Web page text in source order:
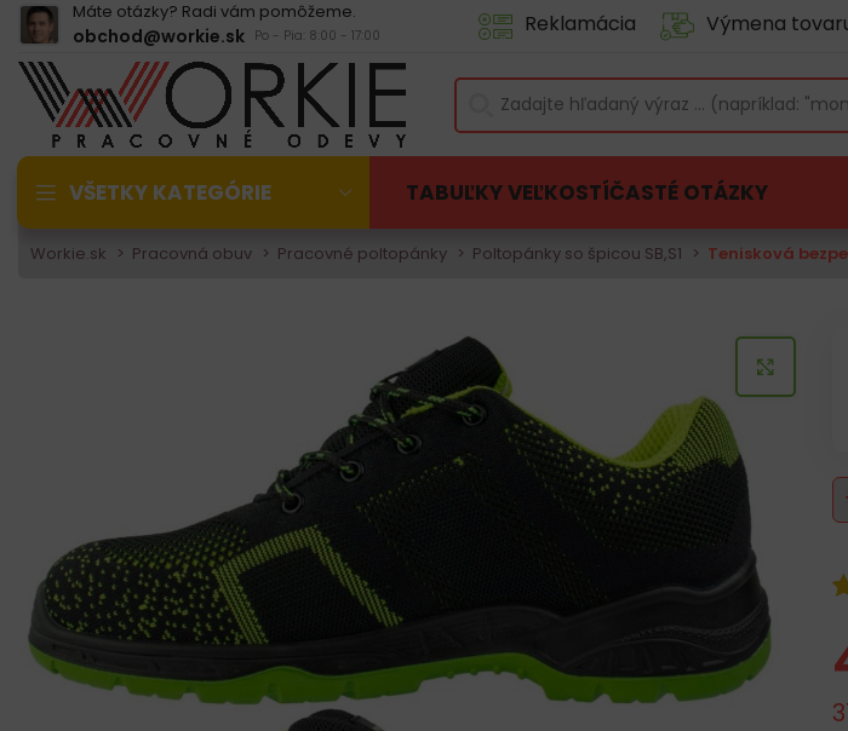
Máte otázky? Radi vám pomôžeme.
obchod@workie.sk Po - Pia: 8:00 - 17:00 Reklamácia Výmena
VŠETKY KATEGÓRIE TABUĽKY VEĽKOSTÍČASTÉ OTÁZKY
Workie.sk Pracovná obuv Pracovné poltopánky Poltopánky so špicou SB,S1 Tenisková